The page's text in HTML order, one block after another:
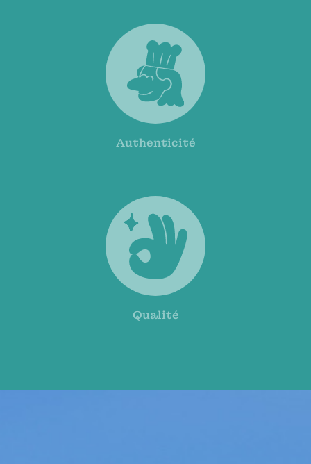
Authenticité
Qualité